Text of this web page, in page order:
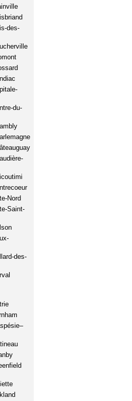
des-
du-
Nord
Saint-
des-